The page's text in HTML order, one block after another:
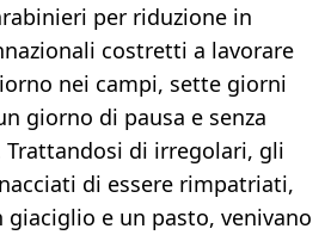
per riduzione in
costretti a lavorare
nei campi, sette giorni
giorno di pausa e senza
di irregolari, gli
di essere rimpatriati,
e un pasto, venivano